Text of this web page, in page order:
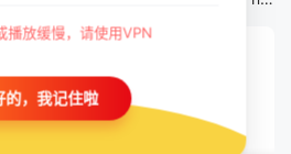
播放缓慢，请使用VPN
的，我记住啦